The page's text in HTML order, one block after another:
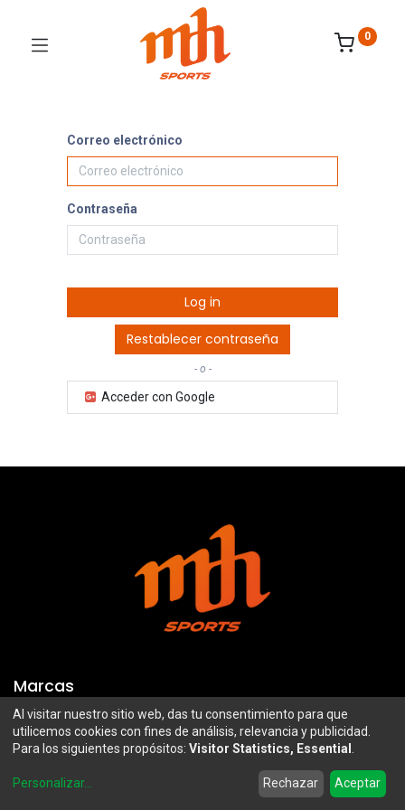
Wishlist Account
0
Correo electrónico
Contraseña
Log in
Restablecer contraseña
- o -
Acceder con Google
Marcas
Troy Lee Designs
100%
Airoh
Mazawi
SIDI
Al visitar nuestro sitio web, das tu consentimiento para que
utilicemos cookies con fines de análisis, relevancia y publicidad.
Para los siguientes propósitos: Visitor Statistics, Essential
Personalizar... Rechazar Aceptar